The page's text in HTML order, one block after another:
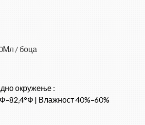
/ боца
окружење :
| Влажност 40%–60%